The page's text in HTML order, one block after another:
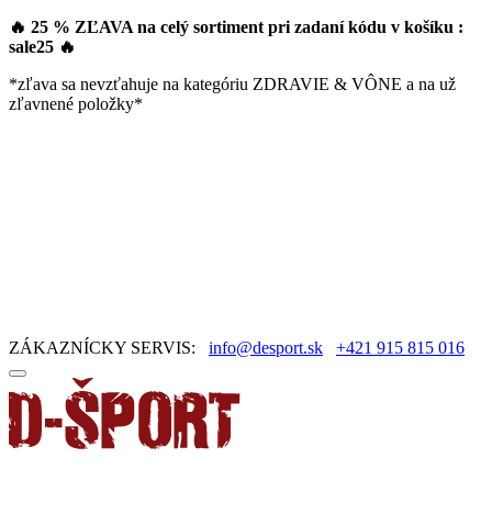
🔥 25 % ZĽAVA na celý sortiment pri zadaní kódu v košíku :
sale25 🔥
*zľava sa nevzťahuje na kategóriu ZDRAVIE & VÔNE a na už
zľavnené položky*
ZÁKAZNÍCKY SERVIS: info@desport.sk +421 915 815 016